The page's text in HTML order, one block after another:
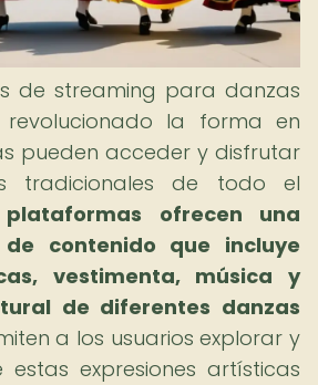
de streaming para danzas
revolucionado la forma en
pueden acceder y disfrutar
tradicionales de todo el
plataformas ofrecen una
contenido que incluye
vestimenta, música y
de diferentes danzas
a los usuarios explorar y
expresiones artísticas